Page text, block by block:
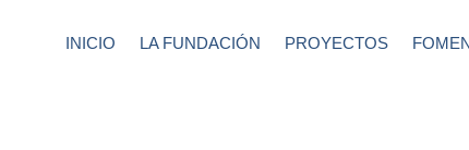
INICIO LA FUNDACIÓN PROYECTOS